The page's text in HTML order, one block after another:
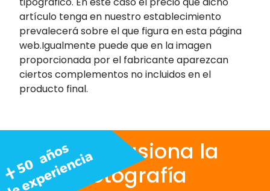
artículo tenga en nuestro establecimiento
prevalecerá sobre el que figura en esta página
web.Igualmente puede que en la imagen
proporcionada por el fabricante aparezcan
ciertos complementos no incluidos en el
producto final.
Nos apasiona la
fotografía